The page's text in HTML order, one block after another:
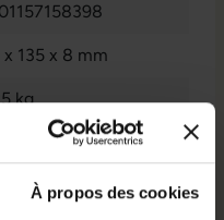
À propos des cookies
135 x 8 mm
kg